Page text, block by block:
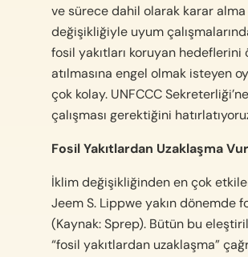
ve sürece dahil olarak karar alma
değişikliğiyle uyum
fosil yakıtları koruyan hedeflerini
atılmasına engel olmak isteyen
çok kolay. UNFCCC
çalışması gerektiğini
Fosil Yakıtlardan Uzaklaşma
İklim değişikliğinden en çok
Jeem S. Lippwe yakın dönemde
(Kaynak: Sprep). Bütün bu
“fosil yakıtlardan uzaklaşma”